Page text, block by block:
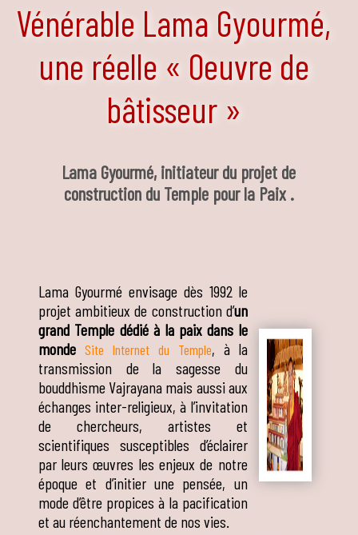
Vénérable Lama Gyourmé,
une réelle « Oeuvre de
bâtisseur »
Lama Gyourmé, initiateur du projet de
construction du Temple pour la Paix .
Lama Gyourmé envisage dès 1992 le
projet ambitieux de construction d’un
grand Temple dédié à la paix dans le
monde Site Internet du Temple, à la
transmission de la sagesse du
bouddhisme Vajrayana mais aussi aux
échanges inter-religieux, à l’invitation
de chercheurs, artistes et
scientifiques susceptibles d’éclairer
par leurs œuvres les enjeux de notre
époque et d’initier une pensée, un
mode d’être propices à la pacification
et au réenchantement de nos vies.